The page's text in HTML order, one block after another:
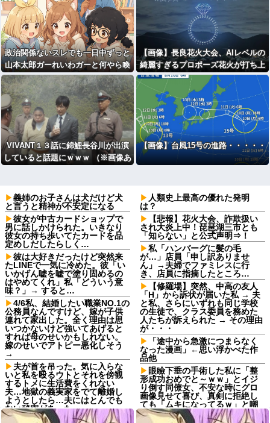
政治関係ないスレでも一日中ずっと
山本太郎ガーれいわガーと何やら喚
いてる狂人いるでしょ
【画像】長良花火大会、AIレベルの
綺麗すぎるプロポーズ花火が打ち上
がるｗ
VIVANT１３話に錦鯉長谷川が出演
していると話題にｗｗｗ （※画像あ
【画像】台風15号の進路・・・・・
義姉のお子さんは犬だけど犬
と言うと精神が不安定になる
彼女が中古カードショップで
男に話しかけられた。いきなり
彼女の持ち歩いてたカードを品
定めしだしたらしく…
彼は大好きだったけど突然来
たLINEで一気に冷めた。彼「い
いかげん嘘を嘘で塗り固めるの
はやめてくれ」私「どういう意
味？」→ すると…
4/6私、結婚したい職業NO.1の
公務員なんですけど、嫁が子供
連れて家出した。全く理由は思
いつかないけど強いてあげると
すれば母のせいかもしれない。
嫁のせいでアトピー悪化しそう
→
夫が首を吊った。気に入らな
いと私を殴るウトとそれを傍観
するトメに生活費をくれない
夫…地獄の義実家をでて離婚し
ようとしたら…夫にはとんでも
ない秘密があった
人類史上最高の優れた発明
は？
【悲報】花火大会、詐欺扱い
され大炎上中！琵琶湖三市とも
「知らない」と公式声明⇒！
私「ハンバーグに髪の毛
が…」店員「申し訳ありませ
ん」→夫婦でファミレスに行
き、店員に指摘したところ…
【修羅場】突然、中高の友人
「H」から訴状が届いた私 → 夫
と私、さらにいずれも同じ学校
の生徒で、クラス委員を務めた
人たちが訴えられた → その理由
が・・・
「途中から急激につまらなく
なった漫画」←思い浮かべた作
品他
眼瞼下垂の手術した私に「整
形成功おめでと～ｗｗ」とイジ
り倒す同僚女、不安な時にグロ
画像見せて喜び、真剣に拒絶し
ても「ムキになってるｗ」と嘲
笑…人の病気と手術を娯楽にす